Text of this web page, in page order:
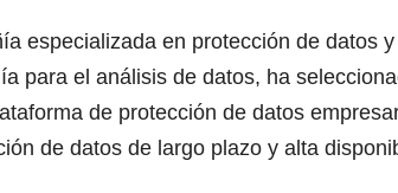
especializada en protección de datos
para el análisis de datos, ha
de protección de datos
de datos de largo plazo y alta